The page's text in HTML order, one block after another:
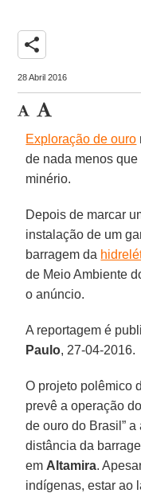
share
28 Abril 2016
Exploração de ouro
de nada menos
minério.
Depois de marcar
instalação de um
barragem da
de Meio Ambiente
o anúncio.
A reportagem é
Paulo, 27-04-2016.
O projeto polêmico
prevê a operação
de ouro do Brasil”
distância da
em Altamira.
indígenas, estar ao